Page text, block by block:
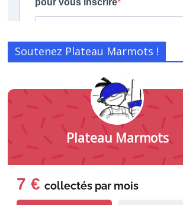
Soutenez Plateau Marmots !
Plateau Marmots
7 € collectés par mois